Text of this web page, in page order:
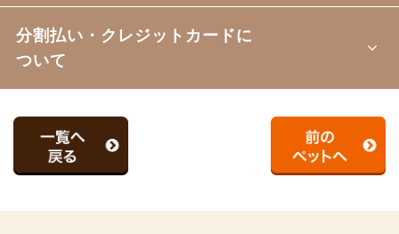
分割払い・クレジットカードに
ついて